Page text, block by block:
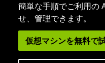
簡単な手順でご利用の
せ、管理できます。
仮想マシンを無料で